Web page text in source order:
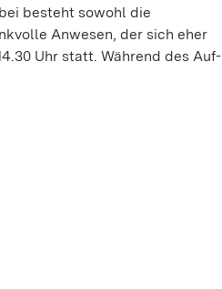
besteht sowohl die
Anwesen, der sich eher
Uhr statt. Während des Auf-